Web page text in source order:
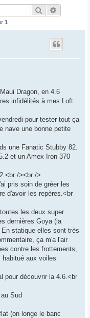
Rechercher
1
Dragon, en 4.6
infidélités à mes Loft
pour tester tout ça
nave une bonne petite
une Fanatic Stubby 82.
et un Amex Iron 370
/><br />
pris soin de gréer les
d'avoir les repères.<br
les deux super
dernières Goya (la
En statique elles sont très
ça m'a l'air
contre les frottements,
aux voiles
pour découvrir la 4.6.<br
Sud
(on longe le banc